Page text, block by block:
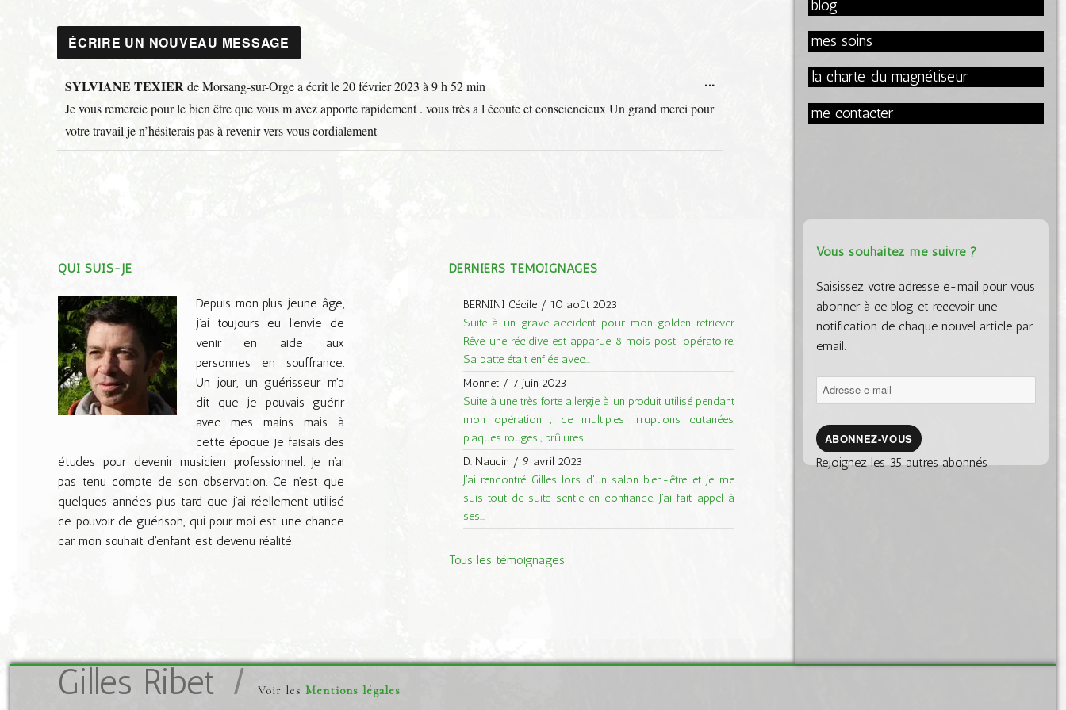
SYLVIANE TEXIERdeMorsang-sur-Orgea écrit le20 février 2023 à 9 h 52 min
Je vous remercie pour le bien être que vous m avez apporte rapidement . vous très a l écoute et consciencieux Un grand merci pour
votre travail je n’hésiterais pas à revenir vers vous cordialement
... OUVRIR/FERMER
QUI SUIS-JE
Depuis mon plus jeune âge,
j’ai toujours eu l’envie de
venir en aide aux
personnes en souffrance.
Un jour, un guérisseur m’a
dit que je pouvais guérir
avec mes mains mais à
cette époque je faisais des
études pour devenir musicien professionnel. Je n’ai
pas tenu compte de son observation. Ce n’est que
quelques années plus tard que j’ai réellement utilisé
ce pouvoir de guérison, qui pour moi est une chance
car mon souhait d'enfant est devenu réalité.
DERNIERS TÉMOIGNAGES
BERNINI Cécile/ 10 août 2023
Suite à un grave accident pour mon golden retriever
Rêve, une récidive est apparue 8 mois post-opératoire.
Sa patte était enflée avec...
Monnet/ 7 juin 2023
Suite à une très forte allergie à un produit utilisé pendant
mon opération , de multiples irruptions cutanées,
plaques rouges , brûlures...
D. Naudin / 9 avril 2023
J'ai rencontré Gilles lors d'un salon bien-être et je me
suis tout de suite sentie en confiance. J'ai fait appel à
ses...
Tous les témoignages
blog
mes soins
la charte du magnétiseur
me contacter
Vous souhaitez me suivre ?
Saisissez votre adresse e-mail pour vous
abonner à ce blog et recevoir une
notification de chaque nouvel article par
email.
Adresse
e-
mail
ABONNEZ-VOUS
Rejoignez les 35 autres abonnés
Gilles Ribet Voir les Mentions légales